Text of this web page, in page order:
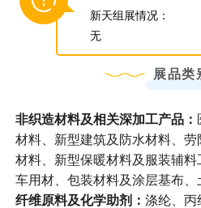
新天组展情况：
无
展品类
非织造材料及相关深加工产品：
材料、新型建筑及防水材料、
材料、新型保暖材料及服装辅
车用材、包装材料及涂层基布、
纤维原料及化学助剂： 涤纶、丙